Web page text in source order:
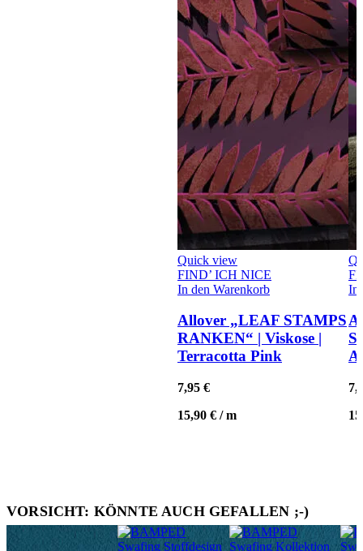
Quick view
FIND’ ICH NICE
In den Warenkorb
Allover „LEAF STAMPS
RANKEN“ | Viskose |
Terracotta Pink
7,95 €
15,90 € /m
In
VORSICHT: KÖNNTE AUCH GEFALLEN ;-)